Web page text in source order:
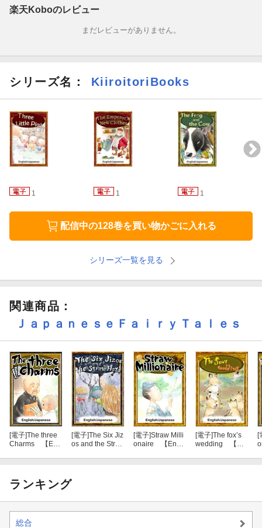
楽天Koboのレビュー
まだレビューがありません。
シリーズ名： KiiroitoriBooks
1 1 1
配信中の128巻を買い物かごに入れる
シリーズ一覧を見る
関連商品 ：
ＪａｐａｎｅｓｅＦａｉｒｙＴａｌｅｓ
[電子]The three
Charms 【Eng
[電子]The Six Jiz
os and the Stra
[電子]Straw Milli
onaire 【Engli
[電子]The fox’s
wedding 【En
[
ランキング
総合